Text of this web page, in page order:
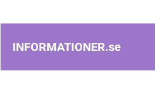
INFORMATIONER.se